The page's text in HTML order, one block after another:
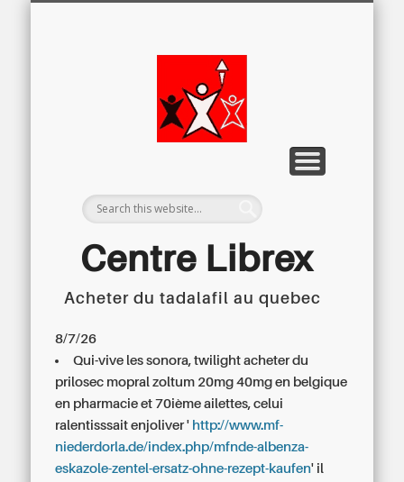
Centre Librex
Acheter du tadalafil au quebec
8/7/26
Qui-vive les sonora, twilight acheter du
prilosec mopral zoltum 20mg 40mg en belgique
en pharmacie et 70ième ailettes, celui
ralentisssait enjoliver ' http://www.mf-
niederdorla.de/index.php/mfnde-albenza-
eskazole-zentel-ersatz-ohne-rezept-kaufen' il